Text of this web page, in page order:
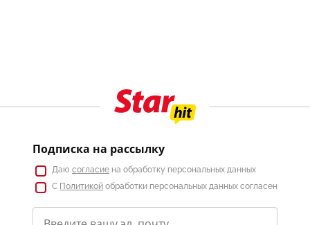
Подписка на рассылку
Даю согласие на обработку персональных данных
С Политикой обработки персональных данных согласен